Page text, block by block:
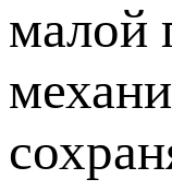
малой